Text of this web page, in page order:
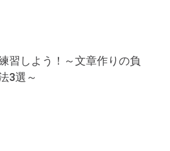
習しよう！～文章作りの負
3選～